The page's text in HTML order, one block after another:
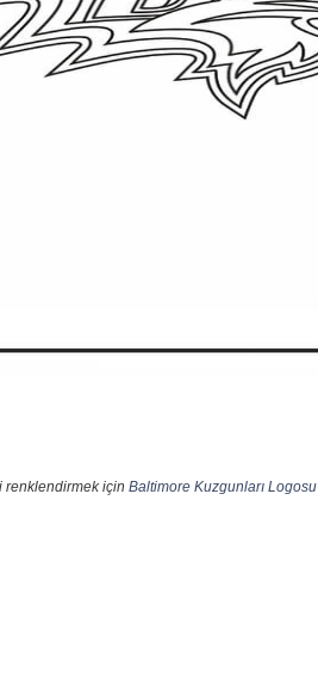
renklendirmek için Baltimore Kuzgunları Logosu